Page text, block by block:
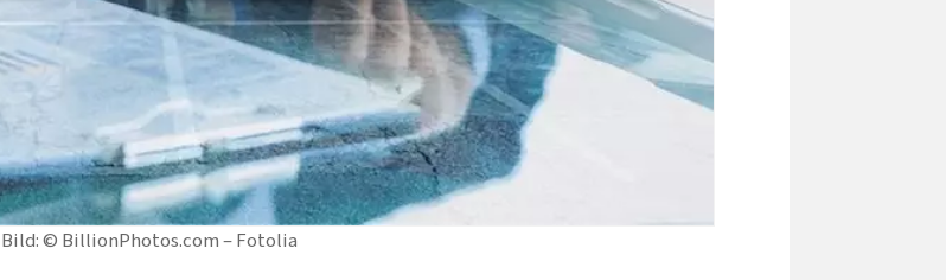
Bild: © BillionPhotos.com – Fotolia